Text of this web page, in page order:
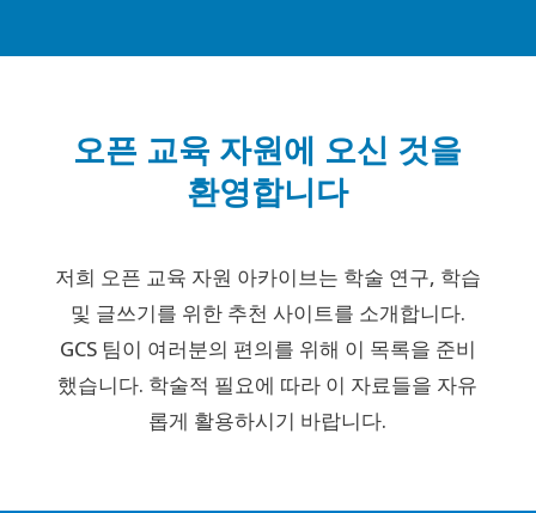
오픈 교육 자원에 오신 것을
환영합니다
저희 오픈 교육 자원 아카이브는 학술 연구, 학습
및 글쓰기를 위한 추천 사이트를 소개합니다.
GCS 팀이 여러분의 편의를 위해 이 목록을 준비
했습니다. 학술적 필요에 따라 이 자료들을 자유
롭게 활용하시기 바랍니다.